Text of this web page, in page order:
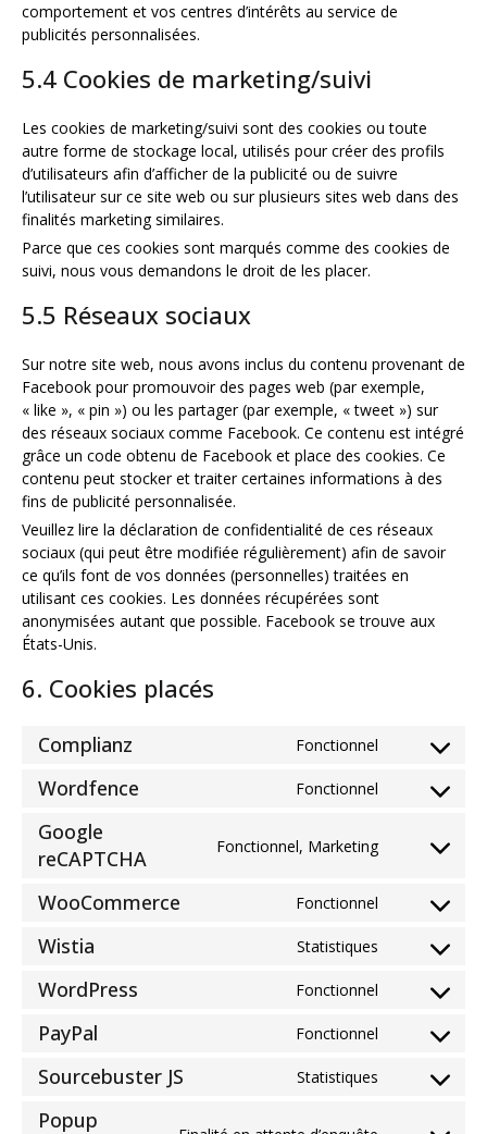
comportement et vos centres d’intérêts au service de
publicités personnalisées.
5.4 Cookies de marketing/suivi
Les cookies de marketing/suivi sont des cookies ou toute
autre forme de stockage local, utilisés pour créer des profils
d’utilisateurs afin d’afficher de la publicité ou de suivre
l’utilisateur sur ce site web ou sur plusieurs sites web dans des
finalités marketing similaires.
Parce que ces cookies sont marqués comme des cookies de
suivi, nous vous demandons le droit de les placer.
5.5 Réseaux sociaux
Sur notre site web, nous avons inclus du contenu provenant de
Facebook pour promouvoir des pages web (par exemple,
« like », « pin ») ou les partager (par exemple, « tweet ») sur
des réseaux sociaux comme Facebook. Ce contenu est intégré
grâce un code obtenu de Facebook et place des cookies. Ce
contenu peut stocker et traiter certaines informations à des
fins de publicité personnalisée.
Veuillez lire la déclaration de confidentialité de ces réseaux
sociaux (qui peut être modifiée régulièrement) afin de savoir
ce qu’ils font de vos données (personnelles) traitées en
utilisant ces cookies. Les données récupérées sont
anonymisées autant que possible. Facebook se trouve aux
États-Unis.
6. Cookies placés
Complianz Fonctionnel
Consent
service
Wordfence Fonctionnel
Consent
service
Google
reCAPTCHA
Fonctionnel, Marketing
Consent
service
recaptcha
WooCommerce Fonctionnel
Consent
service
Wistia Statistiques
Consent
service
wistia
WordPress Fonctionnel
Consent
service
wordpress
PayPal Fonctionnel
Consent
service
Sourcebuster JS Statistiques
Consent
Popup